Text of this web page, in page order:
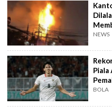
NEWS
Piala
BOLA